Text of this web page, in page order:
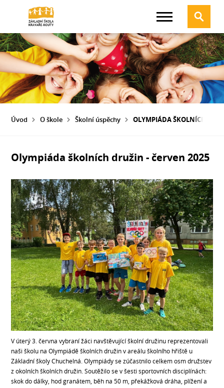
Úvod O škole Školní úspěchy OLYMPIÁDA ŠKOLNÍCH
Olympiáda školních družin - červen 2025
V úterý 3. června vybraní žáci navštěvující školní družinu reprezentovali
naši školu na Olympiádě školních družin v areálu školního hřiště u
Základní školy Chuchelná. Olympiády se zúčastnilo celkem osm družstev
z okolních školních družin. Soutěžilo se v šesti sportovních disciplínách:
skok do dálky, hod granátem, běh na 50 m, překážková dráha, plížení a